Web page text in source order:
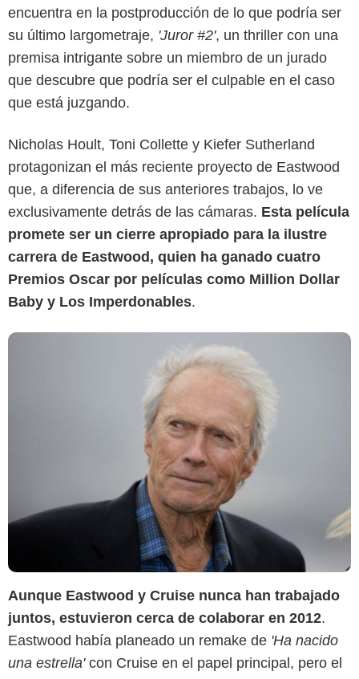
encuentra en la postproducción de lo que podría ser
su último largometraje, 'Juror #2', un thriller con una
premisa intrigante sobre un miembro de un jurado
que descubre que podría ser el culpable en el caso
que está juzgando.
Nicholas Hoult, Toni Collette y Kiefer Sutherland
protagonizan el más reciente proyecto de Eastwood
que, a diferencia de sus anteriores trabajos, lo ve
exclusivamente detrás de las cámaras. Esta película
promete ser un cierre apropiado para la ilustre
carrera de Eastwood, quien ha ganado cuatro
Premios Oscar por películas como Million Dollar
Baby y Los Imperdonables.
Aunque Eastwood y Cruise nunca han trabajado
juntos, estuvieron cerca de colaborar en 2012.
Eastwood había planeado un remake de 'Ha nacido
una estrella' con Cruise en el papel principal, pero el